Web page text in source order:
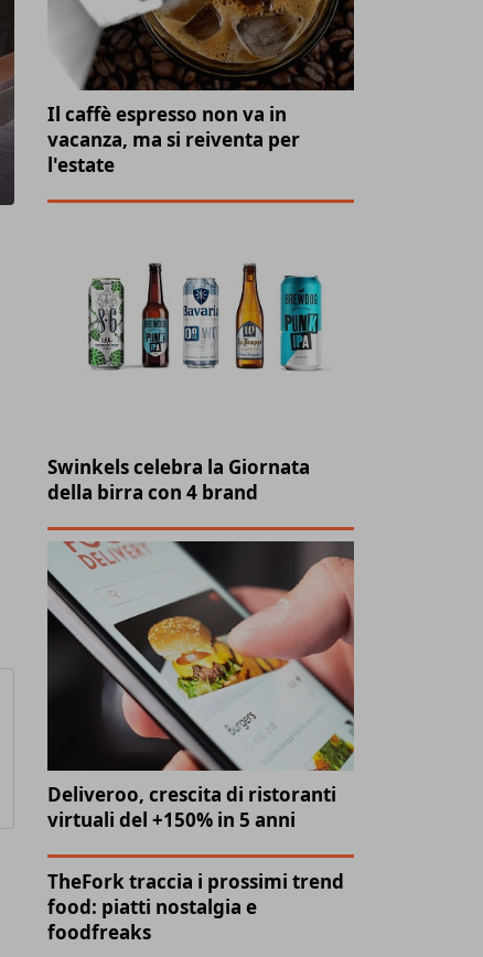
Il caffè espresso non va in
vacanza, ma si reiventa per
l'estate
Swinkels celebra la Giornata
della birra con 4 brand
Deliveroo, crescita di ristoranti
virtuali del +150% in 5 anni
TheFork traccia i prossimi trend
food: piatti nostalgia e
foodfreaks